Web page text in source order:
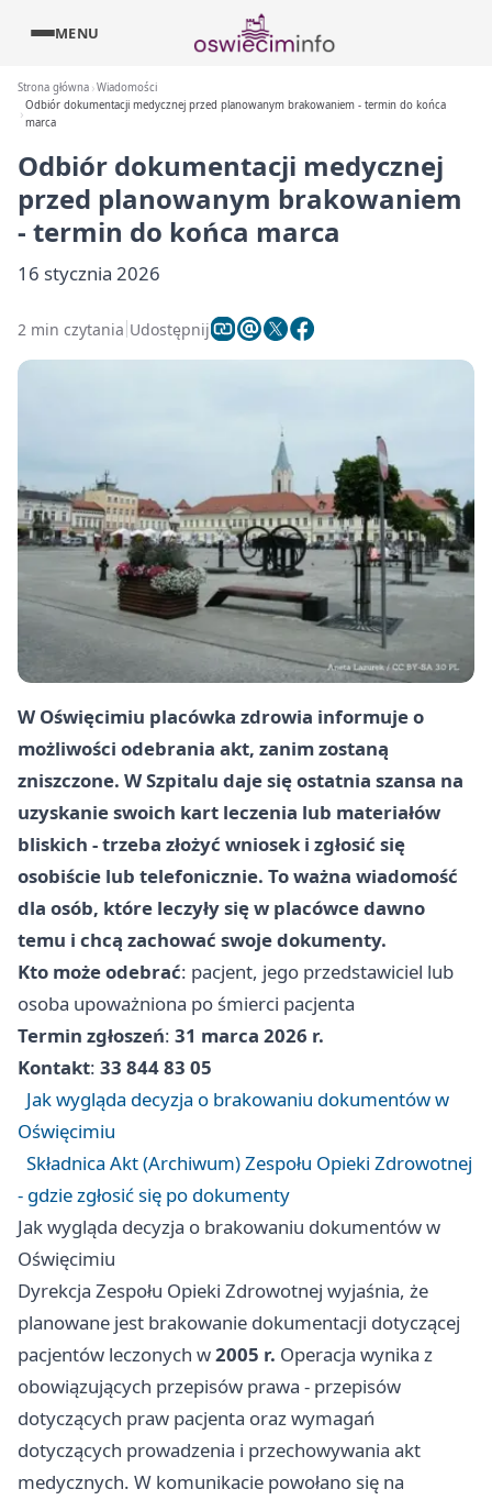
MENU
Strona główna Wiadomości
Odbiór dokumentacji medycznej przed planowanym brakowaniem - termin do końca
marca
Odbiór dokumentacji medycznej
przed planowanym brakowaniem
- termin do końca marca
16 stycznia 2026
2 min czytania Udostępnij
W Oświęcimiu placówka zdrowia informuje o
możliwości odebrania akt, zanim zostaną
zniszczone. W Szpitalu daje się ostatnia szansa na
uzyskanie swoich kart leczenia lub materiałów
bliskich - trzeba złożyć wniosek i zgłosić się
osobiście lub telefonicznie. To ważna wiadomość
dla osób, które leczyły się w placówce dawno
temu i chcą zachować swoje dokumenty.
Kto może odebrać: pacjent, jego przedstawiciel lub
osoba upoważniona po śmierci pacjenta
Termin zgłoszeń: 31 marca 2026 r.
Kontakt: 33 844 83 05
Jak wygląda decyzja o brakowaniu dokumentów w
Oświęcimiu
Składnica Akt (Archiwum) Zespołu Opieki Zdrowotnej
- gdzie zgłosić się po dokumenty
Jak wygląda decyzja o brakowaniu dokumentów w
Oświęcimiu
Dyrekcja Zespołu Opieki Zdrowotnej wyjaśnia, że
planowane jest brakowanie dokumentacji dotyczącej
pacjentów leczonych w2005 r. Operacja wynika z
obowiązujących przepisów prawa - przepisów
dotyczących praw pacjenta oraz wymagań
dotyczących prowadzenia i przechowywania akt
medycznych. W komunikacie powołano się na